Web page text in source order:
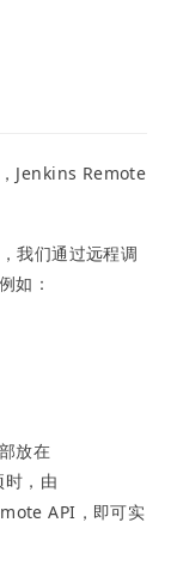
Jenkins Remote
我们通过远程调
如：
放在
时，由
API，即可实